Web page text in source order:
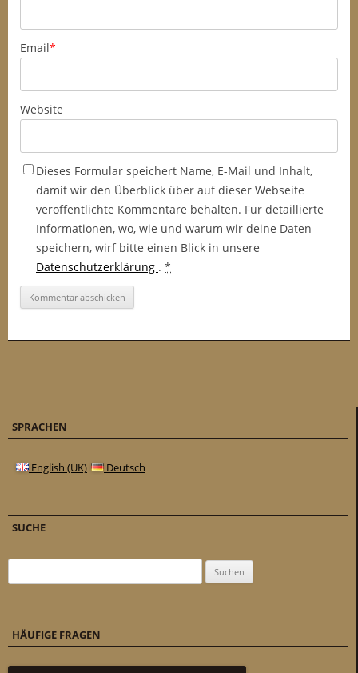
Email*
Website
Dieses Formular speichert Name, E-Mail und Inhalt,
damit wir den Überblick über auf dieser Webseite
veröffentlichte Kommentare behalten. Für detaillierte
Informationen, wo, wie und warum wir deine Daten
speichern, wirf bitte einen Blick in unsere
Datenschutzerklärung . *
SPRACHEN
English (UK) Deutsch
SUCHE
HÄUFIGE FRAGEN